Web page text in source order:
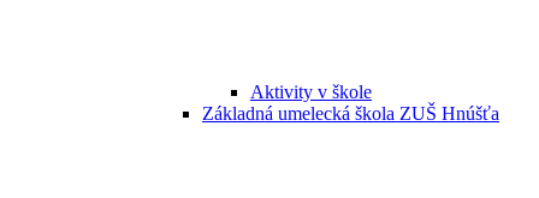
Aktivity v škole
Základná umelecká škola ZUŠ Hnúšťa